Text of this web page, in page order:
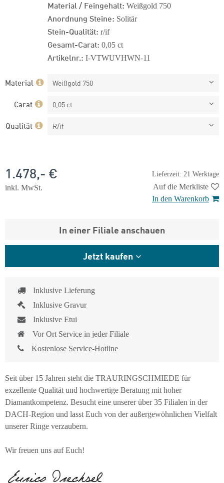
Material / Feingehalt: Weißgold 750
Anordnung Steine: Solitär
Stein-Qualität: r/if
Gesamt-Carat: 0,05 ct
Artikelnr.: I-VTWUVHWN-11
Material Weißgold 750
Carat 0,05 ct
Qualität R/if
Lieferzeit: 21 Werktage
1.478,- €
inkl. MwSt.
Auf die Merkliste
In den Warenkorb
In einer Filiale anschauen
Jetzt kaufen
Inklusive Lieferung
Inklusive Gravur
Inklusive Etui
Vor Ort Service in jeder Filiale
Kostenlose Service-Hotline
Seit über 15 Jahren steht die TRAURINGSCHMIEDE für
exzellente Qualität und hochwertige Beratung mit hoher
Diamantkompetenz. Besucht eine unserer über 35 Filialen in der
DACH-Region und lasst Euch von der außergewöhnlichen Vielfalt
unserer Ringe verzaubern.
Wir freuen uns auf Euch!